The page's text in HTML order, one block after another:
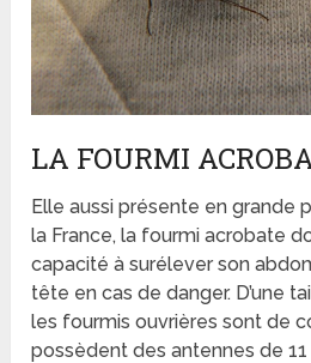
LA FOURMI
Elle aussi présente en grande
la France, la fourmi acrobate
capacité à surélever son
tête en cas de danger. D’une
les fourmis ouvrières sont de
possèdent des antennes de